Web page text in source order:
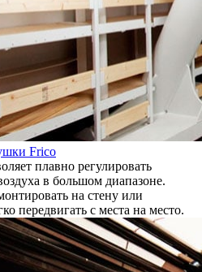
Frico
плавно регулировать
в большом диапазоне.
на стену или
передвигать с места на место.